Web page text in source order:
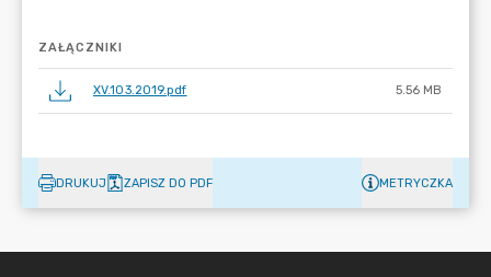
ZAŁĄCZNIKI
XV.103.2019.pdf 5.56 MB
DRUKUJ ZAPISZ DO PDF METRYCZKA